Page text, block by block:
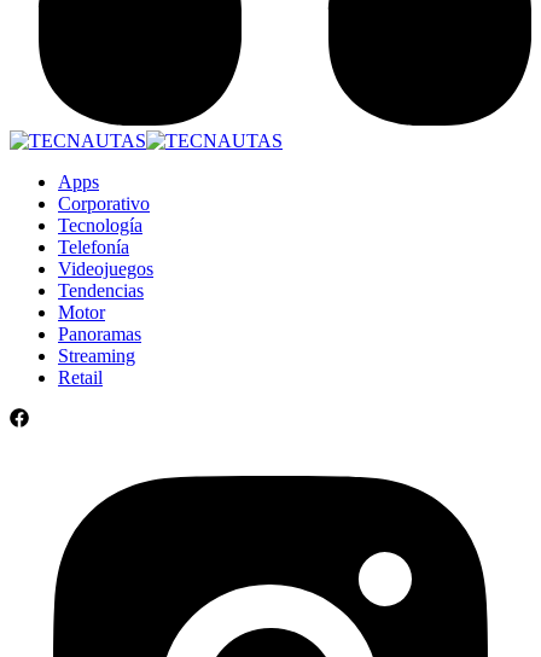
Apps
Corporativo
Tecnología
Telefonía
Videojuegos
Tendencias
Motor
Panoramas
Streaming
Retail